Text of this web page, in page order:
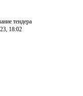
тендера
18:02